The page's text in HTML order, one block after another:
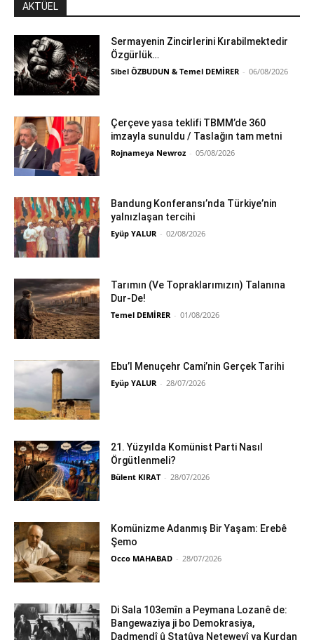
AKTÜEL
Sermayenin Zincirlerini Kırabilmektedir
Özgürlük…
Sibel ÖZBUDUN & Temel DEMİRER - 06/08/2026
Çerçeve yasa teklifi TBMM’de 360
imzayla sunuldu / Taslağın tam metni
Rojnameya Newroz - 05/08/2026
Bandung Konferansı’nda Türkiye’nin
yalnızlaşan tercihi
Eyüp YALUR - 02/08/2026
Tarımın (Ve Topraklarımızın) Talanına
Dur-De!
Temel DEMİRER - 01/08/2026
Ebu’l Menuçehr Cami’nin Gerçek Tarihi
Eyüp YALUR - 28/07/2026
21. Yüzyılda Komünist Parti Nasıl
Örgütlenmeli?
Bülent KIRAT - 28/07/2026
Komünizme Adanmış Bir Yaşam: Erebê
Şemo
Occo MAHABAD - 28/07/2026
Di Sala 103emîn a Peymana Lozanê de:
Bangewaziya ji bo Demokrasiya,
Dadmendî û Statûya Neteweyî ya Kurdan